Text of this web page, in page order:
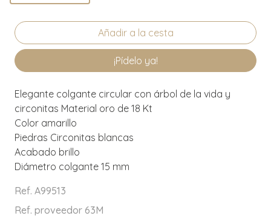
¡Pídelo ya!
Elegante colgante circular con árbol de la vida y
circonitas Material oro de 18 Kt
Color amarillo
Piedras Circonitas blancas
Acabado brillo
Diámetro colgante 15 mm
Ref. A99513
Ref. proveedor 63M